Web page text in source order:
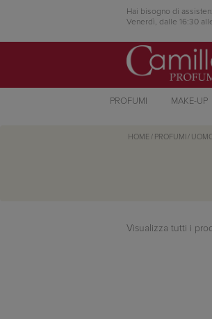
Hai bisogno di
Venerdì, dalle 16:30
PROFUMI MAKE-UP
HOME / PROFUMI /
Visualizza tutti i